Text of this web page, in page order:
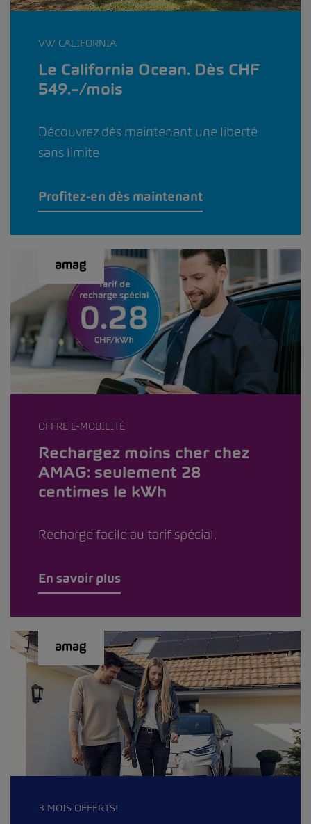
VW CALIFORNIA
Le California Ocean. Dès CHF
549.–/mois
Découvrez dès maintenant une liberté
sans limite
Profitez-en dès maintenant
OFFRE E-MOBILITÉ
Rechargez moins cher chez
AMAG: seulement 28
centimes le kWh
Recharge facile au tarif spécial.
En savoir plus
3 MOIS OFFERTS!